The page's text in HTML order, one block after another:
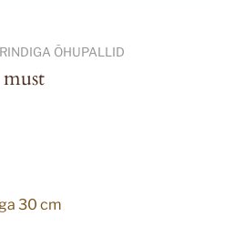
ÕHUPALLID
30 cm